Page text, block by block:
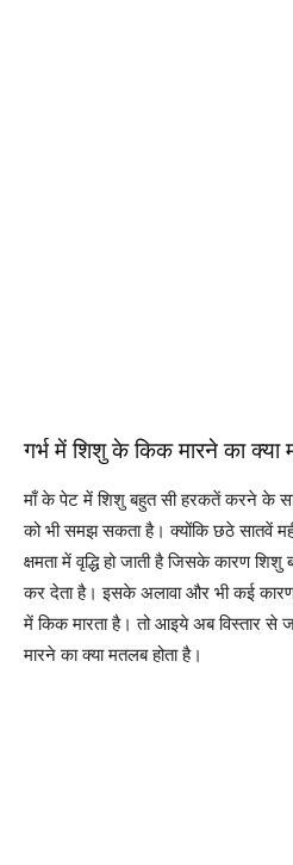
गर्भ में शिशु के किक मारने का क्या
माँ के पेट में शिशु बहुत सी हरकतें करने के
को भी समझ सकता है। क्योंकि छठे सातवें
क्षमता में वृद्धि हो जाती है जिसके कारण शिशु
कर देता है। इसके अलावा और भी कई
में किक मारता है। तो आइये अब विस्तार से
मारने का क्या मतलब होता है।